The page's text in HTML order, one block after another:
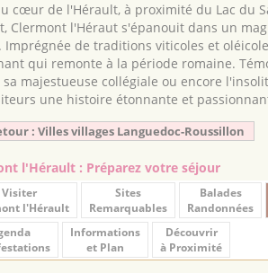
cœur de l'Hérault, à proximité du Lac du
Clermont l'Héraut s'épanouit dans un
Imprégnée de traditions viticoles et
qui remonte à la période romaine.
sa majestueuse collégiale ou encore
une histoire étonnante et
: Villes villages Languedoc-Roussillon
l'Hérault : Préparez votre séjour
Visiter
l'Hérault
Sites
Remarquables
Balades
Randonnées
Informations
et Plan
Découvrir
à Proximité